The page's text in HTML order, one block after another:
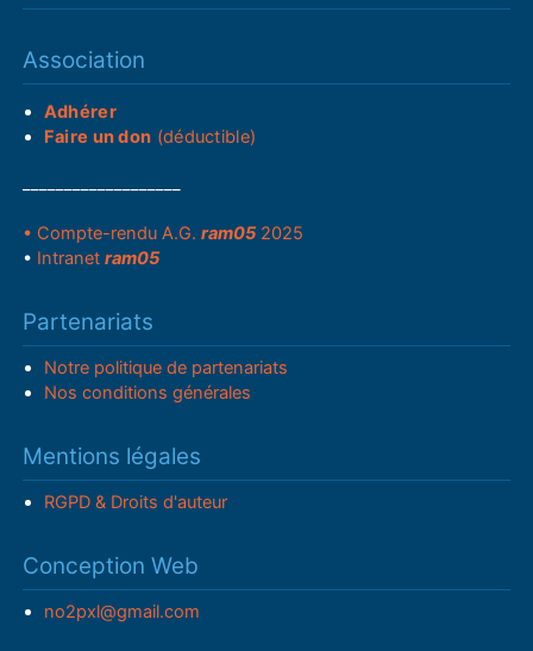
Association
Adhérer
Faire un don (déductible)
• Compte-rendu A.G.ram05 2025
• Intranetram05
Partenariats
Notre politique de partenariats
Nos conditions générales
Mentions légales
RGPD & Droits d'auteur
Conception Web
no2pxl@gmail.com